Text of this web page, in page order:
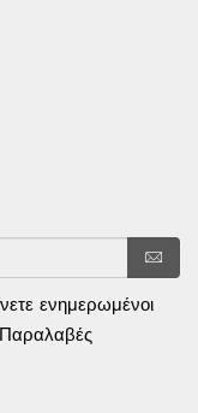
ενημερωμένοι
Παραλαβές